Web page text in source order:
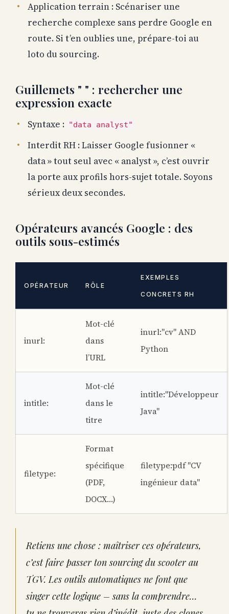
Application terrain : Scénariser une
recherche complexe sans perdre Google en
route. Si t’en oublies une, prépare-toi au
loto du sourcing.
Guillemets " " : rechercher une
expression exacte
Syntaxe : "data analyst"
Interdit RH : Laisser Google fusionner «
data » tout seul avec « analyst », c’est ouvrir
la porte aux profils hors-sujet totale. Soyons
sérieux deux secondes.
Opérateurs avancés Google : des
outils sous-estimés
OPÉRATEUR RÔLE
EXEMPLES
CONCRETS RH
inurl:
Mot-clé
dans
l’URL
inurl:"cv" AND
Python
intitle:
Mot-clé
dans le
titre
intitle:"Développeur
Java"
filetype:
Format
spécifique
(PDF,
DOCX…)
filetype:pdf "CV
ingénieur data"
Retiens une chose : maîtriser ces opérateurs,
c’est faire passer ton sourcing du scooter au
TGV. Les outils automatiques ne font que
singer cette logique – sans la comprendre…